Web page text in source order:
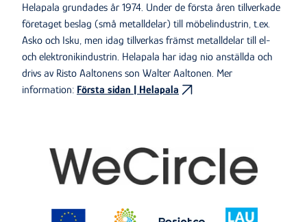
Helapala grundades år 1974. Under de första åren tillverkade
företaget beslag (små metalldelar) till möbelindustrin, t.ex.
Asko och Isku, men idag tillverkas främst metalldelar till el-
och elektronikindustrin. Helapala har idag nio anställda och
drivs av Risto Aaltonens son Walter Aaltonen. Mer
information: Första sidan | Helapala